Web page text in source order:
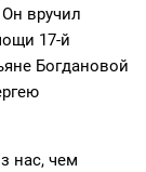
вручил
17-й
Богдановой
нас, чем